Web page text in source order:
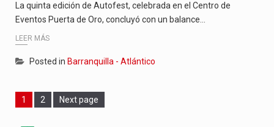
La quinta edición de Autofest, celebrada en el Centro de
Eventos Puerta de Oro, concluyó con un balance…
LEER MÁS
Posted in Barranquilla - Atlántico
Page
1 Page
2 Next page